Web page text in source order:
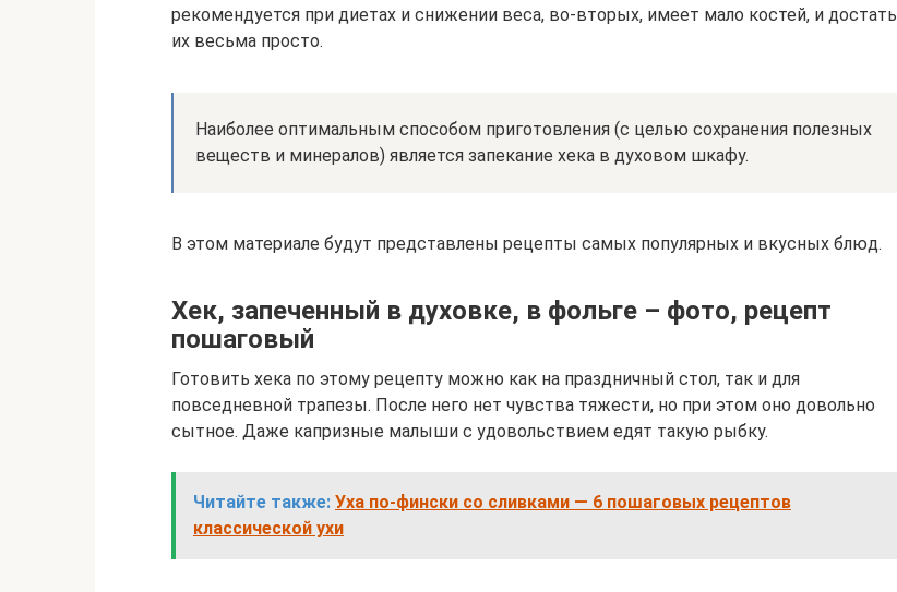
рекомендуется при диетах и снижении веса, во-вторых, имеет мало костей, и достать
их весьма просто.
Наиболее оптимальным способом приготовления (с целью сохранения полезных
веществ и минералов) является запекание хека в духовом шкафу.
В этом материале будут представлены рецепты самых популярных и вкусных блюд.
Хек, запеченный в духовке, в фольге – фото, рецепт
пошаговый
Готовить хека по этому рецепту можно как на праздничный стол, так и для
повседневной трапезы. После него нет чувства тяжести, но при этом оно довольно
сытное. Даже капризные малыши с удовольствием едят такую рыбку.
Читайте также: Уха по-фински со сливками — 6 пошаговых рецептов
классической ухи